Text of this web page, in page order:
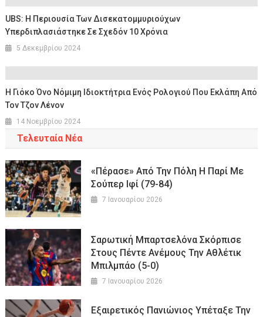
UBS: Η Περιουσία Των Δισεκατομμυριούχων
Υπερδιπλασιάστηκε Σε Σχεδόν 10 Χρόνια
5 Δεκεμβρίου 2024
Η Γιόκο Όνο Νόμιμη Ιδιοκτήτρια Ενός Ρολογιού Που Εκλάπη Από
Τον Τζον Λένον
14 Νοεμβρίου 2024
Τελευταία Νέα
«Πέρασε» Από Την Πόλη Η Παρί Με
Σούπερ Ιφί (79-84)
7 Ιανουαρίου 2026
Σαρωτική Μπαρτσελόνα Σκόρπισε
Στους Πέντε Ανέμους Την Αθλέτικ
Μπιλμπάο (5-0)
7 Ιανουαρίου 2026
Εξαιρετικός Πανιώνιος Υπέταξε Την